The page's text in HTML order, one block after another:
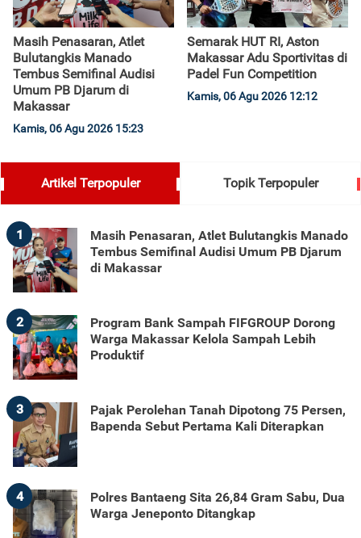
Masih Penasaran, Atlet
Bulutangkis Manado
Tembus Semifinal Audisi
Umum PB Djarum di
Makassar
Kamis, 06 Agu 2026 15:23
Semarak HUT RI, Aston
Makassar Adu Sportivitas di
Padel Fun Competition
Kamis, 06 Agu 2026 12:12
Artikel Terpopuler Topik Terpopuler
1
Masih Penasaran, Atlet Bulutangkis Manado
Tembus Semifinal Audisi Umum PB Djarum
di Makassar
2
Program Bank Sampah FIFGROUP Dorong
Warga Makassar Kelola Sampah Lebih
Produktif
3
Pajak Perolehan Tanah Dipotong 75 Persen,
Bapenda Sebut Pertama Kali Diterapkan
4
Polres Bantaeng Sita 26,84 Gram Sabu, Dua
Warga Jeneponto Ditangkap